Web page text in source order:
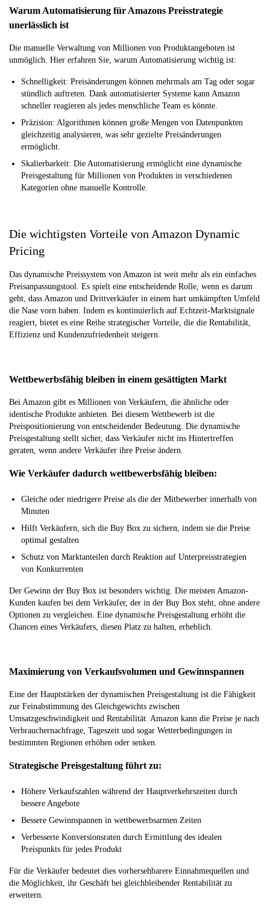
Warum Automatisierung für Amazons Preisstrategie
unerlässlich ist
Die manuelle Verwaltung von Millionen von Produktangeboten ist
unmöglich. Hier erfahren Sie, warum Automatisierung wichtig ist:
Schnelligkeit: Preisänderungen können mehrmals am Tag oder sogar
stündlich auftreten. Dank automatisierter Systeme kann Amazon
schneller reagieren als jedes menschliche Team es könnte.
Präzision: Algorithmen können große Mengen von Datenpunkten
gleichzeitig analysieren, was sehr gezielte Preisänderungen
ermöglicht.
Skalierbarkeit: Die Automatisierung ermöglicht eine dynamische
Preisgestaltung für Millionen von Produkten in verschiedenen
Kategorien ohne manuelle Kontrolle.
Die wichtigsten Vorteile von Amazon Dynamic
Pricing
Das dynamische Preissystem von Amazon ist weit mehr als ein einfaches
Preisanpassungstool. Es spielt eine entscheidende Rolle, wenn es darum
geht, dass Amazon und Drittverkäufer in einem hart umkämpften Umfeld
die Nase vorn haben. Indem es kontinuierlich auf Echtzeit-Marktsignale
reagiert, bietet es eine Reihe strategischer Vorteile, die die Rentabilität,
Effizienz und Kundenzufriedenheit steigern.
Wettbewerbsfähig bleiben in einem gesättigten Markt
Bei Amazon gibt es Millionen von Verkäufern, die ähnliche oder
identische Produkte anbieten. Bei diesem Wettbewerb ist die
Preispositionierung von entscheidender Bedeutung. Die dynamische
Preisgestaltung stellt sicher, dass Verkäufer nicht ins Hintertreffen
geraten, wenn andere Verkäufer ihre Preise ändern.
Wie Verkäufer dadurch wettbewerbsfähig bleiben:
Gleiche oder niedrigere Preise als die der Mitbewerber innerhalb von
Minuten
Hilft Verkäufern, sich die Buy Box zu sichern, indem sie die Preise
optimal gestalten
Schutz von Marktanteilen durch Reaktion auf Unterpreisstrategien
von Konkurrenten
Der Gewinn der Buy Box ist besonders wichtig. Die meisten Amazon-
Kunden kaufen bei dem Verkäufer, der in der Buy Box steht, ohne andere
Optionen zu vergleichen. Eine dynamische Preisgestaltung erhöht die
Chancen eines Verkäufers, diesen Platz zu halten, erheblich.
Maximierung von Verkaufsvolumen und Gewinnspannen
Eine der Hauptstärken der dynamischen Preisgestaltung ist die Fähigkeit
zur Feinabstimmung des Gleichgewichts zwischen
Umsatzgeschwindigkeit und Rentabilität. Amazon kann die Preise je nach
Verbrauchernachfrage, Tageszeit und sogar Wetterbedingungen in
bestimmten Regionen erhöhen oder senken.
Strategische Preisgestaltung führt zu:
Höhere Verkaufszahlen während der Hauptverkehrszeiten durch
bessere Angebote
Bessere Gewinnspannen in wettbewerbsarmen Zeiten
Verbesserte Konversionsraten durch Ermittlung des idealen
Preispunkts für jedes Produkt
Für die Verkäufer bedeutet dies vorhersehbarere Einnahmequellen und
die Möglichkeit, ihr Geschäft bei gleichbleibender Rentabilität zu
erweitern.